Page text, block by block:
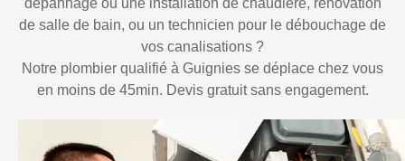
dépannage ou une installation de chaudière, rénovation
de salle de bain, ou un technicien pour le débouchage de
vos canalisations ?
Notre plombier qualifié à Guignies se déplace chez vous
en moins de 45min. Devis gratuit sans engagement.